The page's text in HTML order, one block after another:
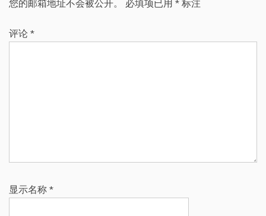
您的邮箱地址不会被公开。 必填项已用 * 标注
评论 *
显示名称 *